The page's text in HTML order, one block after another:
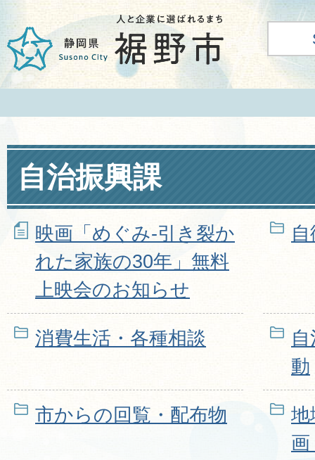
自治振興課
映画「めぐみ-引き裂か
れた家族の30年」無料
上映会のお知らせ
消費生活・各種相談
動
市からの回覧・配布物
地
画